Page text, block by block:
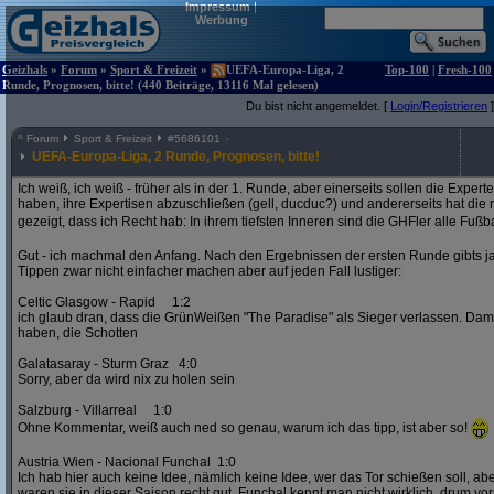
Impressum|
Werbung
Geizhals » Forum » Sport & Freizeit »
UEFA-Europa-Liga, 2
Runde, Prognosen, bitte! (440 Beiträge, 13116 Mal gelesen)
Top-100 | Fresh-100
Du bist nicht angemeldet. [ Login/Registrieren ]
^ Forum Sport & Freizeit #5686101
UEFA-Europa-Liga, 2 Runde, Prognosen, bitte!
Ich weiß, ich weiß - früher als in der 1. Runde, aber einerseits sollen die
haben, ihre Expertisen abzuschließen (gell, ducduc?) und andererseits hat die
gezeigt, dass ich Recht hab: In ihrem tiefsten Inneren sind die GHFler alle
Gut - ich machmal den Anfang. Nach den Ergebnissen der ersten Runde gibts
Tippen zwar nicht einfacher machen aber auf jeden Fall lustiger:
Celtic Glasgow - Rapid 1:2
ich glaub dran, dass die GrünWeißen "The Paradise" als Sieger verlassen.
haben, die Schotten
Galatasaray - Sturm Graz 4:0
Sorry, aber da wird nix zu holen sein
Salzburg - Villarreal 1:0
Ohne Kommentar, weiß auch ned so genau, warum ich das tipp, ist aber so!
Austria Wien - Nacional Funchal 1:0
Ich hab hier auch keine Idee, nämlich keine Idee, wer das Tor schießen soll,